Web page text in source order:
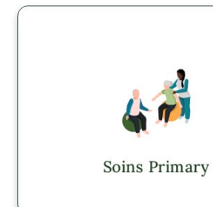
Soins Primary
Soins Primary mobiles
AZ, UT
Explorer